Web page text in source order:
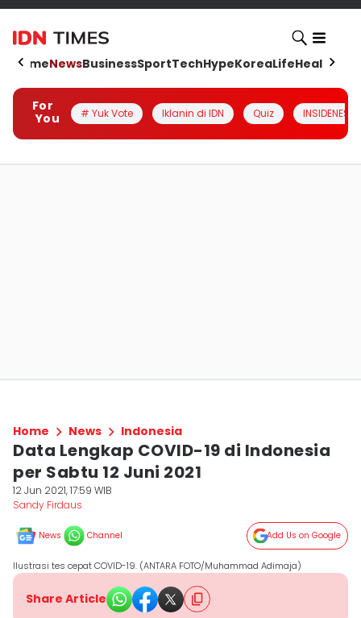
HomeNewsBusinessSportTechHypeKoreaLifeHealth
For
You
# Yuk Vote Iklanin di IDN Quiz INSIDENESIA
Home News Indonesia
Data Lengkap COVID-19 di Indonesia
per Sabtu 12 Juni 2021
12 Jun 2021, 17:59 WIB
Sandy Firdaus
News Channel Add Us on Google
Ilustrasi tes cepat COVID-19. (ANTARA FOTO/Muhammad Adimaja)
Share Article